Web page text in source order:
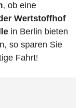
, ob eine
Wertstoffhof
in Berlin bieten
so sparen Sie
Fahrt!